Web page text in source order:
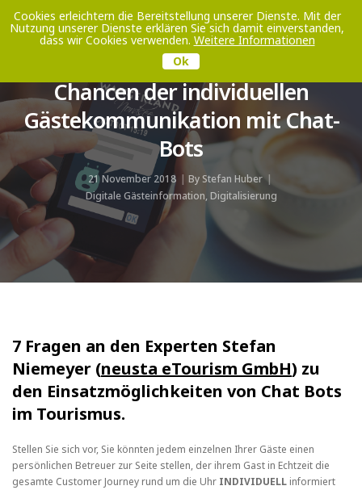
Toggle
Chancen der individuellen
Gästekommunikation mit Chat-
Bots
21 November 2018 By Stefan Huber
Digitale Gästeinformation,Digitalisierung
7 Fragen an den Experten Stefan
Niemeyer (neusta eTourism GmbH) zu
den Einsatzmöglichkeiten von Chat Bots
im Tourismus.
Stellen Sie sich vor, Sie könnten jedem einzelnen Ihrer Gäste einen
persönlichen Betreuer zur Seite stellen, der ihrem Gast in Echtzeit die
gesamte Customer Journey rund um die Uhr INDIVIDUELL informiert
Cookies erleichtern die Bereitstellung unserer Dienste. Mit der
Nutzung unserer Dienste erklären Sie sich damit einverstanden,
dass wir Cookies verwenden. Weitere Informationen
Ok